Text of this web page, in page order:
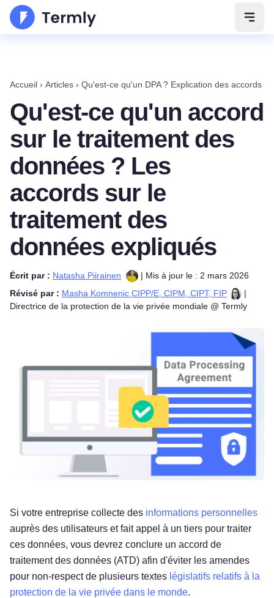
Accueil › Articles › Qu'est-ce qu'un DPA ? Explication des accords
Qu'est-ce qu'un accord
sur le traitement des
données ? Les
accords sur le
traitement des
données expliqués
Écrit par : Natasha Piirainen
| Mis à jour le : 2 mars 2026
Révisé par : Masha Komnenic CIPP/E, CIPM, CIPT, FIP
|
Directrice de la protection de la vie privée mondiale @ Termly
Si votre entreprise collecte des informations personnelles
auprès des utilisateurs et fait appel à un tiers pour traiter
ces données, vous devrez conclure un accord de
traitement des données (ATD) afin d'éviter les amendes
pour non-respect de plusieurs textes législatifs relatifs à la
protection de la vie privée dans le monde.